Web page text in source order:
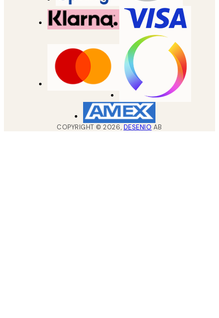
COPYRIGHT ©2026, DESENIO AB